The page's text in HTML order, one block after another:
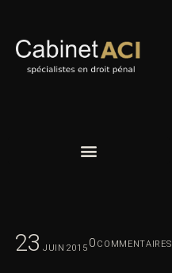
23 JUIN 2015 0 COMMENTAIRES